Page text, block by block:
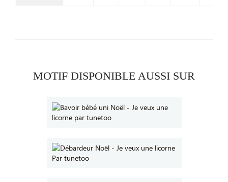
MOTIF DISPONIBLE AUSSI SUR